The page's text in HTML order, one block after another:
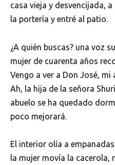
casa vieja y desvencijada,
la portería y entré al patio.
¿A quién buscas? una voz
mujer de cuarenta años
Vengo a ver a Don José, mi
Ah, la hija de la señora
abuelo se ha quedado
poco mejorará.
El interior olía a
la mujer movía la cacerola,